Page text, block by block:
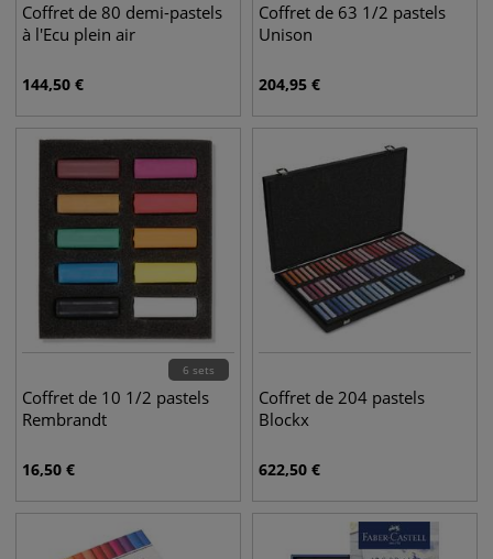
Coffret de 80 demi-pastels
à l'Ecu plein air
144,50 €
Coffret de 63 1/2 pastels
Unison
204,95 €
6 sets
Coffret de 10 1/2 pastels
Rembrandt
16,50 €
Coffret de 204 pastels
Blockx
622,50 €